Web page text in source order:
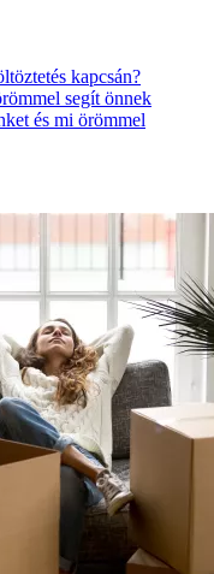
kapcsán?
segít önnek
és mi örömmel